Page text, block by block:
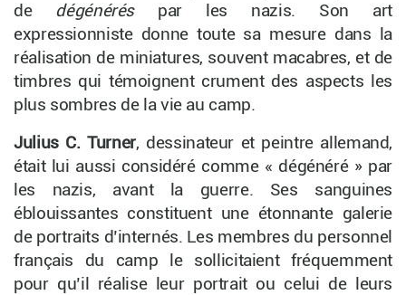
de dégénéréspar les nazis. Son art
expressionniste donne toute sa mesure dans la
réalisation de miniatures, souvent macabres, et de
timbres qui témoignent crument des aspects les
plus sombres de la vie au camp.
Julius C. Turner, dessinateur et peintre allemand,
était lui aussi considéré comme « dégénéré » par
les nazis, avant la guerre. Ses sanguines
éblouissantes constituent une étonnante galerie
de portraits d’internés. Les membres du personnel
français du camp le sollicitaient fréquemment
pour qu’il réalise leur portrait ou celui de leurs